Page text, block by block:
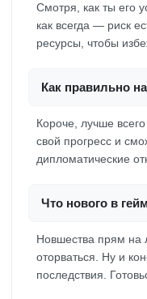
Смотря, как ты его
как всегда — риск
ресурсы, чтобы
Как правильно
Короче, лучше
свой прогресс и
дипломатические
Что нового в
Новшества прям на
оторваться. Ну и
последствия.